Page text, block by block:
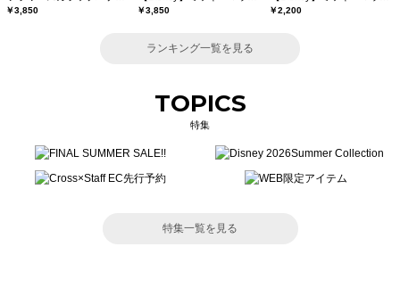
￥3,850 ￥3,850 ￥2,200
ランキング一覧を見る
TOPICS
特集
特集一覧を見る